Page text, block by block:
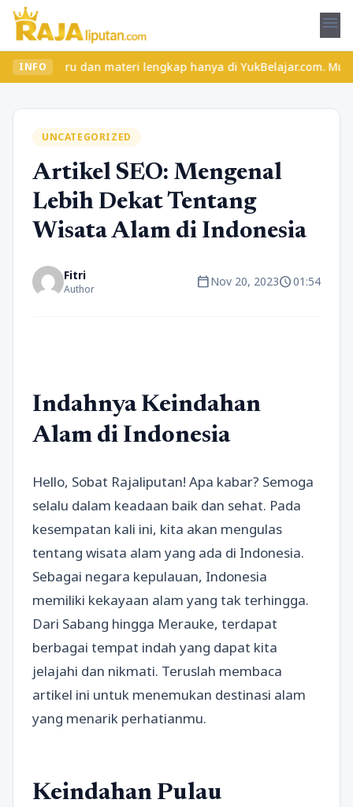
menu
INFO
dan materi lengkap hanya di YukBelajar.com. Mulai
UNCATEGORIZED
Artikel SEO: Mengenal
Lebih Dekat Tentang
Wisata Alam di Indonesia
Fitri
Author calendar_todayNov 20, 2023schedule01:54
Indahnya Keindahan
Alam di Indonesia
Hello, Sobat Rajaliputan! Apa kabar? Semoga
selalu dalam keadaan baik dan sehat. Pada
kesempatan kali ini, kita akan mengulas
tentang wisata alam yang ada di Indonesia.
Sebagai negara kepulauan, Indonesia
memiliki kekayaan alam yang tak terhingga.
Dari Sabang hingga Merauke, terdapat
berbagai tempat indah yang dapat kita
jelajahi dan nikmati. Teruslah membaca
artikel ini untuk menemukan destinasi alam
yang menarik perhatianmu.
Keindahan Pulau